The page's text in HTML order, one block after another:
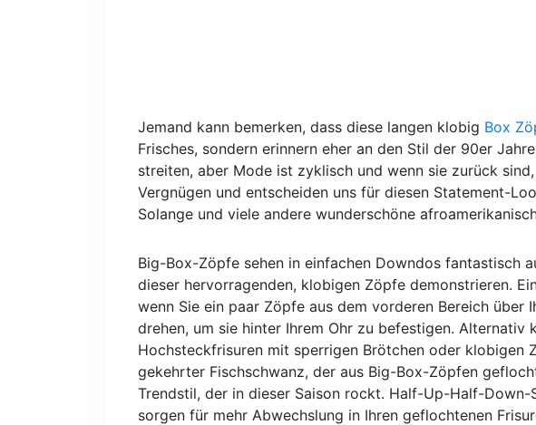
Jemand kann bemerken, dass diese langen klobig Box
Frisches, sondern erinnern eher an den Stil der 90er
streiten, aber Mode ist zyklisch und wenn sie zurück
Vergnügen und entscheiden uns für diesen Statement-
Solange und viele andere wunderschöne
Big-Box-Zöpfe sehen in einfachen Downdos fantastisch
dieser hervorragenden, klobigen Zöpfe demonstrieren.
wenn Sie ein paar Zöpfe aus dem vorderen Bereich über
drehen, um sie hinter Ihrem Ohr zu befestigen. Alternativ
Hochsteckfrisuren mit sperrigen Brötchen oder klobigen
gekehrter Fischschwanz, der aus Big-Box-Zöpfen
Trendstil, der in dieser Saison rockt. Half-Up-Half-
sorgen für mehr Abwechslung in Ihren geflochtenen